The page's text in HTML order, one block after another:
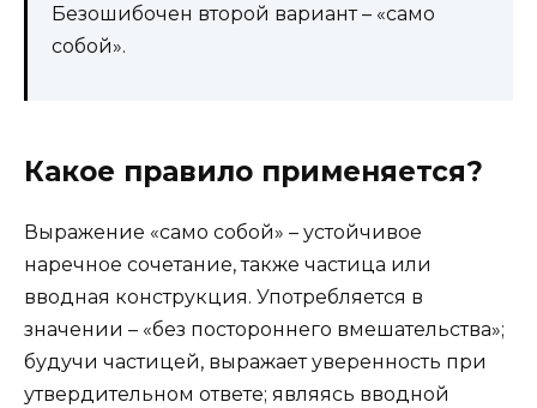
Безошибочен второй вариант – «само
собой».
Какое правило применяется?
Выражение «само собой» – устойчивое
наречное сочетание, также частица или
вводная конструкция. Употребляется в
значении – «без постороннего вмешательства»;
будучи частицей, выражает уверенность при
утвердительном ответе; являясь вводной